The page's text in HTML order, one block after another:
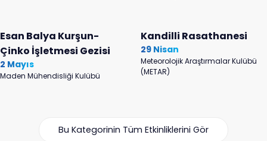
Esan Balya Kurşun-
Çinko İşletmesi Gezisi
2 Mayıs
Maden Mühendisliği Kulübü
Kandilli Rasathanesi
29 Nisan
Meteorolojik Araştırmalar Kulübü
(METAR)
Bu Kategorinin Tüm Etkinliklerini Gör